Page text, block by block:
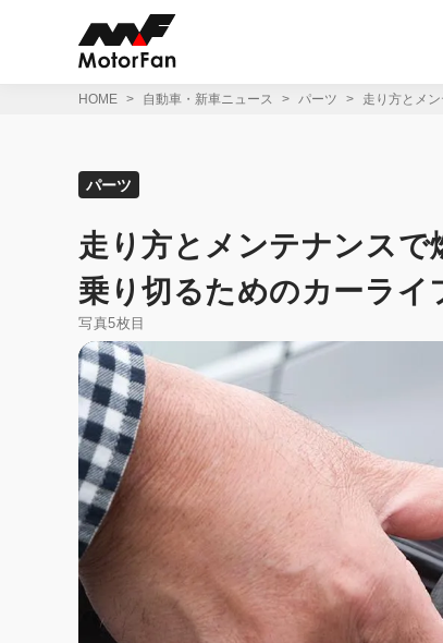
HOME 自動車・新車ニュース パーツ 走り方とメ
パーツ
走り方とメンテナンスで
乗り切るためのカーライ
写真5枚目